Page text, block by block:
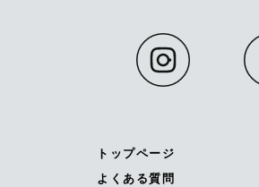
トップページ
よくある質問